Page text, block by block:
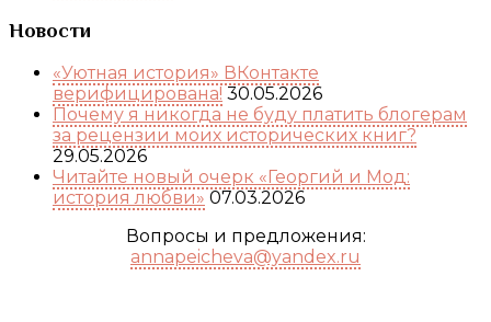
Новости
«Уютная история» ВКонтакте
верифицирована! 30.05.2026
Почему я никогда не буду платить блогерам
за рецензии моих исторических книг?
29.05.2026
Читайте новый очерк «Георгий и Мод:
история любви» 07.03.2026
Вопросы и предложения:
annapeicheva@yandex.ru